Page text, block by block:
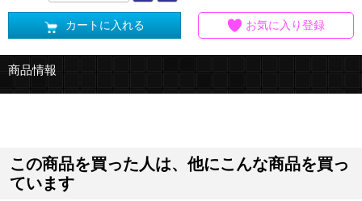
カートに入れる お気に入り登録
商品情報
この商品を買った人は、他にこんな商品を買っ
ています